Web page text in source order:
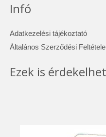
Infó
Adatkezelési tájékoztató
Általános Szerződési
Ezek is